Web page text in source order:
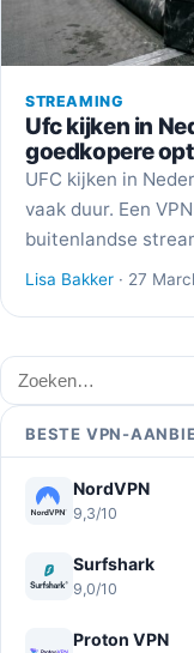
STREAMING
Ufc kijken in
goedkopere
UFC kijken in
vaak duur. Een
buitenlandse
Lisa Bakker · 27
Zoeken
BESTE VPN-
NordVPN
9,3/10
Surfshark
9,0/10
Proton VPN